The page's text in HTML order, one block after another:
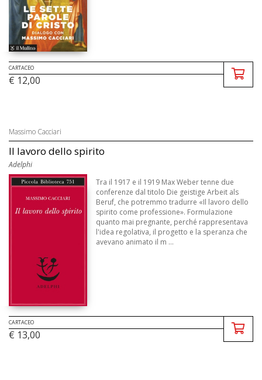
CARTACEO
€ 12,00
Massimo Cacciari
Il lavoro dello spirito
Adelphi
Tra il 1917 e il 1919 Max Weber tenne due
conferenze dal titolo Die geistige Arbeit als
Beruf, che potremmo tradurre «Il lavoro dello
spirito come professione». Formulazione
quanto mai pregnante, perché rappresentava
l'idea regolativa, il progetto e la speranza che
avevano animato il m ...
CARTACEO
€ 13,00